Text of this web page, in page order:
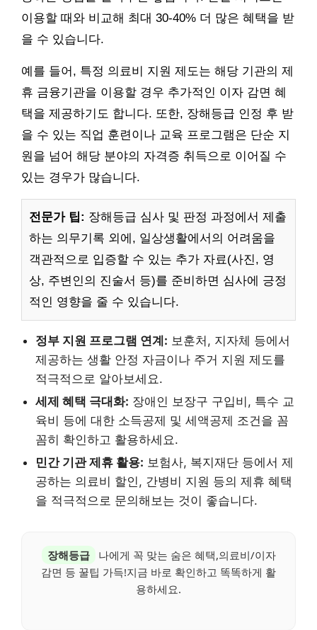
이용할 때와 비교해 최대 30-40% 더 많은 혜택을 받
을 수 있습니다.
예를 들어, 특정 의료비 지원 제도는 해당 기관의 제
휴 금융기관을 이용할 경우 추가적인 이자 감면 혜
택을 제공하기도 합니다. 또한, 장해등급 인정 후 받
을 수 있는 직업 훈련이나 교육 프로그램은 단순 지
원을 넘어 해당 분야의 자격증 취득으로 이어질 수
있는 경우가 많습니다.
전문가 팁: 장해등급 심사 및 판정 과정에서 제출
하는 의무기록 외에, 일상생활에서의 어려움을
객관적으로 입증할 수 있는 추가 자료(사진, 영
상, 주변인의 진술서 등)를 준비하면 심사에 긍정
적인 영향을 줄 수 있습니다.
정부 지원 프로그램 연계: 보훈처, 지자체 등에서
제공하는 생활 안정 자금이나 주거 지원 제도를
적극적으로 알아보세요.
세제 혜택 극대화: 장애인 보장구 구입비, 특수 교
육비 등에 대한 소득공제 및 세액공제 조건을 꼼
꼼히 확인하고 활용하세요.
민간 기관 제휴 활용: 보험사, 복지재단 등에서 제
공하는 의료비 할인, 간병비 지원 등의 제휴 혜택
을 적극적으로 문의해보는 것이 좋습니다.
장해등급
나에게 꼭 맞는 숨은 혜택,의료비/이자
감면 등 꿀팁 가득!지금 바로 확인하고 똑똑하게 활
용하세요.